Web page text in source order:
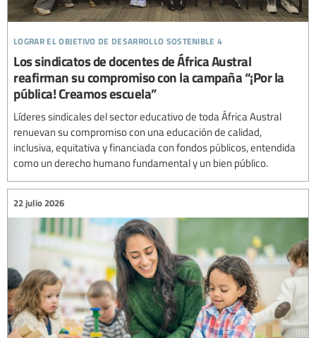
lograr el objetivo de desarrollo sostenible 4
Los sindicatos de docentes de África Austral
reafirman su compromiso con la campaña “¡Por la
pública! Creamos escuela”
Líderes sindicales del sector educativo de toda África Austral
renuevan su compromiso con una educación de calidad,
inclusiva, equitativa y financiada con fondos públicos, entendida
como un derecho humano fundamental y un bien público.
22 julio 2026